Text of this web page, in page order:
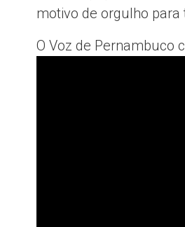
motivo de orgulho para
O Voz de Pernambuco